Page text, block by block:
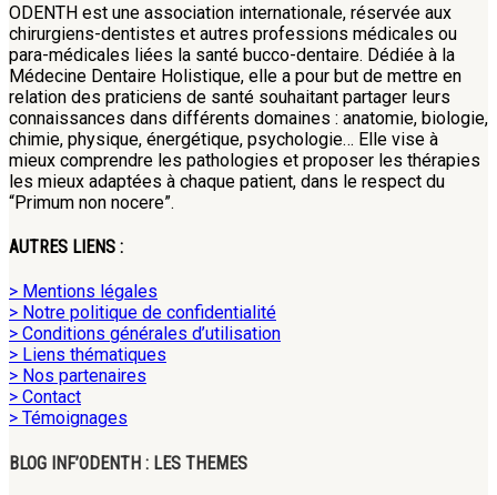
ODENTH est une association internationale, réservée aux
chirurgiens-dentistes et autres professions médicales ou
para-médicales liées la santé bucco-dentaire. Dédiée à la
Médecine Dentaire Holistique, elle a pour but de mettre en
relation des praticiens de santé souhaitant partager leurs
connaissances dans différents domaines : anatomie, biologie,
chimie, physique, énergétique, psychologie… Elle vise à
mieux comprendre les pathologies et proposer les thérapies
les mieux adaptées à chaque patient, dans le respect du
“Primum non nocere”.
AUTRES LIENS :
> Mentions légales
> Notre politique de confidentialité
> Conditions générales d’utilisation
> Liens thématiques
> Nos partenaires
> Contact
> Témoignages
BLOG INF’ODENTH : LES THEMES